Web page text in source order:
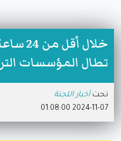
خلال
تطال المؤسسات
تحت أخبار اللجنة
2024-11-07 01:08:00